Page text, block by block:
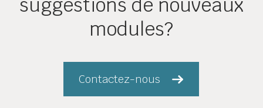
suggestions de nouveaux
modules?
Contactez-nous